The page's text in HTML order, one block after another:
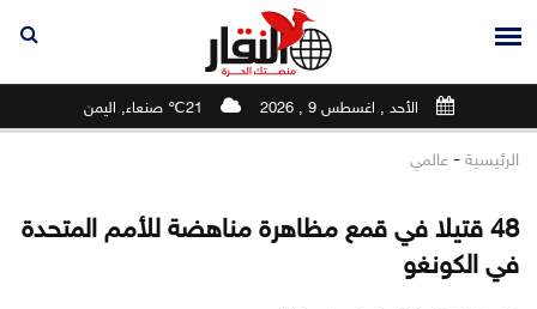
الأحد , اغسطس 9 , 2026 21℃ صنعاء, اليمن
الرئيسية - عالمي
48 قتيلا في قمع مظاهرة مناهضة للأمم المتحدة
في الكونغو